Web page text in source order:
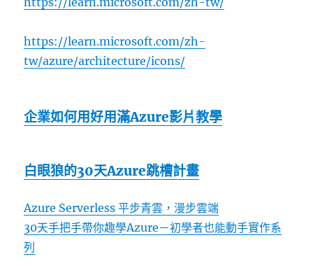
https://learn.microsoft.com/zh-
tw/azure/architecture/icons/
企業如何用好用滿Azure影片教學
白眼狼的30天Azure跳槽計畫
Azure Serverless 平步青雲，漫步雲端
30天手把手帶你趣學Azure－初學者也能動手實作系
列